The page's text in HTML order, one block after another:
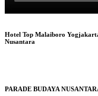
Hotel Top Malaiboro
Nusantara
PARADE BUDAYA